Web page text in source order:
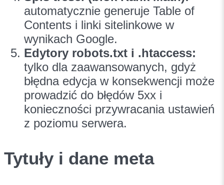
automatycznie generuje Table of
Contents i linki sitelinkowe w
wynikach Google.
Edytory robots.txt i .htaccess:
tylko dla zaawansowanych, gdyż
błędna edycja w konsekwencji może
prowadzić do błędów 5xx i
konieczności przywracania ustawień
z poziomu serwera.
Tytuły i dane meta